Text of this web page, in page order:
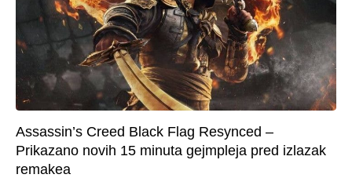
Assassin’s Creed Black Flag Resynced –
Prikazano novih 15 minuta gejmpleja pred izlazak
remakea